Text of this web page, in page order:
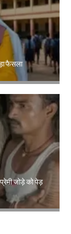
फैसला
जोड़े को पेड़